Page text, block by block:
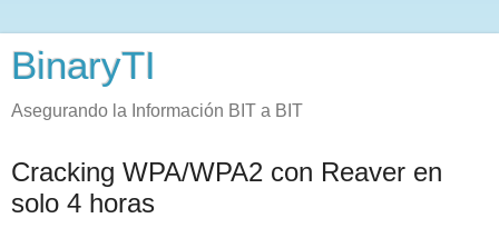
BinaryTI
Asegurando la Información BIT a BIT
Cracking WPA/WPA2 con Reaver en
solo 4 horas